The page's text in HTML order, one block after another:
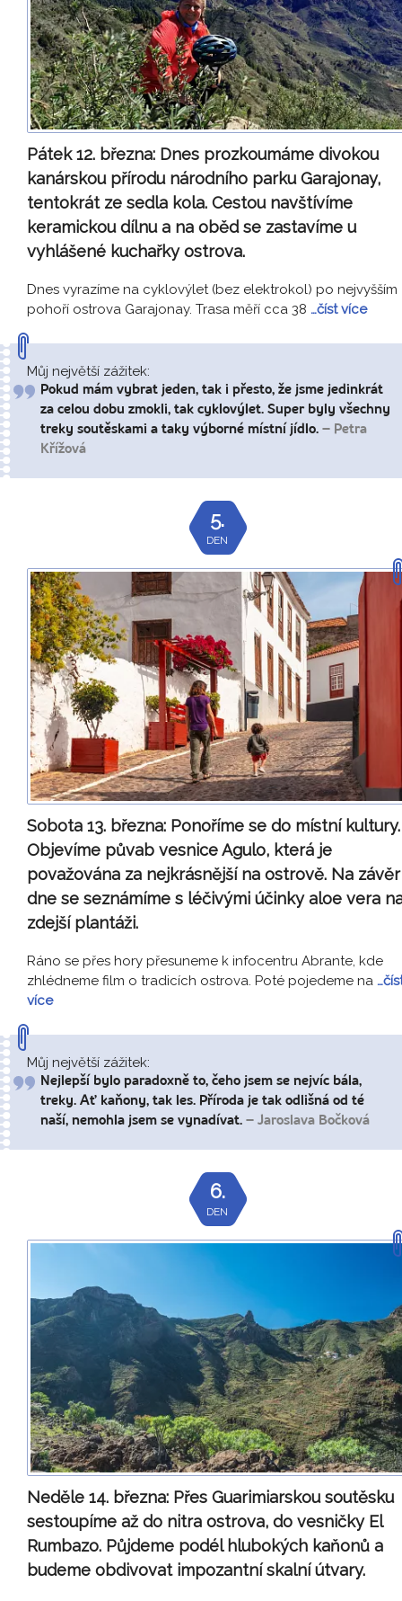
Pátek 12. března: Dnes prozkoumáme divokou
kanárskou přírodu národního parku Garajonay,
tentokrát ze sedla kola. Cestou navštívíme
keramickou dílnu a na oběd se zastavíme u
vyhlášené kuchařky ostrova.
Dnes vyrazíme na cyklovýlet (bez elektrokol) po nejvyšším
pohoří ostrova Garajonay. Trasa měří cca 38 …číst více
Můj největší zážitek:
Pokud mám vybrat jeden, tak i přesto, že jsme jedinkrát
za celou dobu zmokli, tak cyklovýlet. Super byly všechny
treky soutěskami a taky výborné místní jídlo. – Petra
Křížová
5.
DEN
Sobota 13. března: Ponoříme se do místní kultury.
Objevíme půvab vesnice Agulo, která je
považována za nejkrásnější na ostrově. Na závěr
dne se seznámíme s léčivými účinky aloe vera
zdejší plantáži.
Ráno se přes hory přesuneme k infocentru Abrante, kde
zhlédneme film o tradicích ostrova. Poté pojedeme na
více
Můj největší zážitek:
Nejlepší bylo paradoxně to, čeho jsem se nejvíc bála,
treky. Ať kaňony, tak les. Příroda je tak odlišná od té
naší, nemohla jsem se vynadívat. – Jaroslava Bočková
6.
DEN
Neděle 14. března: Přes Guarimiarskou soutěsku
sestoupíme až do nitra ostrova, do vesničky El
Rumbazo. Půjdeme podél hlubokých kaňonů a
budeme obdivovat impozantní skalní útvary.